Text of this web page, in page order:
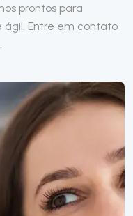
prontos para
Entre em contato